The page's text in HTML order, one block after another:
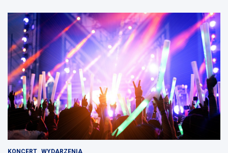
KONCERT WYDARZENIA